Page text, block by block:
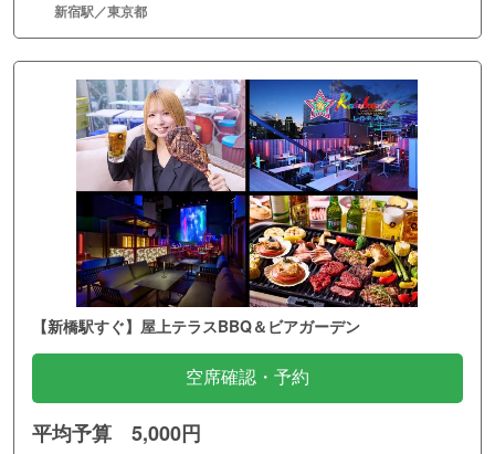
新宿駅／東京都
【新橋駅すぐ】屋上テラスBBQ＆ビアガーデン
空席確認・予約
平均予算 5,000円